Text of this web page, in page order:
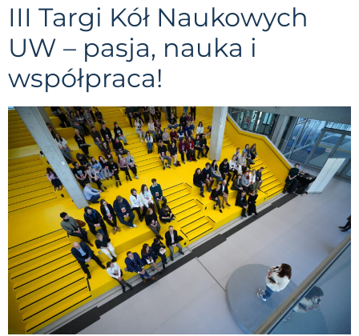
III Targi Kół Naukowych
UW – pasja, nauka i
współpraca!